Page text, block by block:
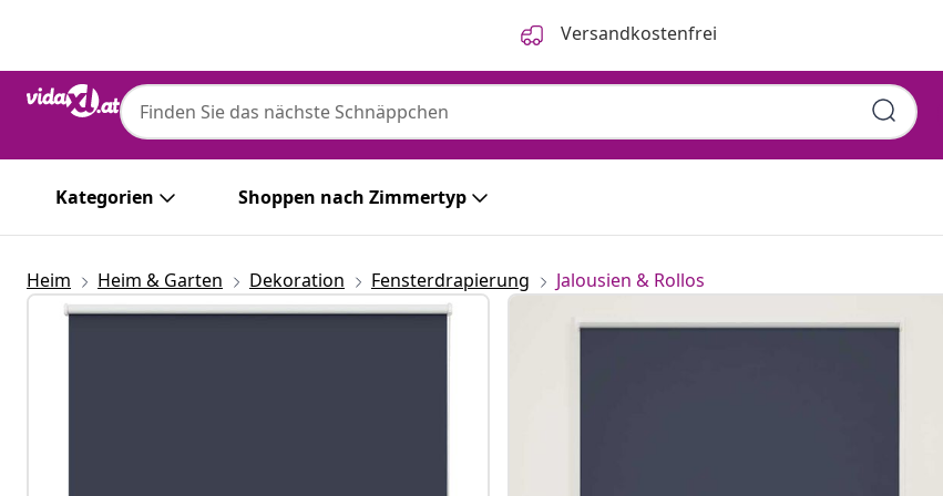
Versandkostenfrei
Kategorien Shoppen nach Zimmertyp
Heim Heim & Garten Dekoration Fensterdrapierung Jalousien & Rollos